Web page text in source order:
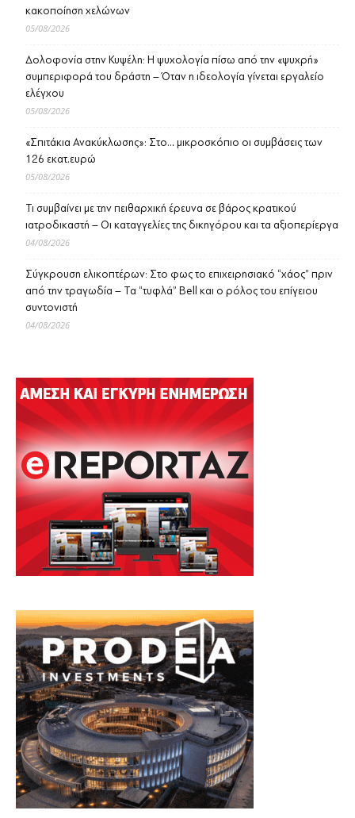
κακοποίηση χελώνων
05/08/2026
Δολοφονία στην Κυψέλη: Η ψυχολογία πίσω από την «ψυχρή»
συμπεριφορά του δράστη – Όταν η ιδεολογία γίνεται εργαλείο
ελέγχου
05/08/2026
«Σπιτάκια Ανακύκλωσης»: Στο… μικροσκόπιο οι συμβάσεις των
126 εκατ.ευρώ
05/08/2026
Τι συμβαίνει με την πειθαρχική έρευνα σε βάρος κρατικού
ιατροδικαστή – Οι καταγγελίες της δικηγόρου και τα αξιοπερίεργα
04/08/2026
Σύγκρουση ελικοπτέρων: Στο φως το επιχειρησιακό “χάος” πριν
από την τραγωδία – Τα “τυφλά” Bell και ο ρόλος του επίγειου
συντονιστή
04/08/2026